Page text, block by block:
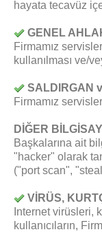
hayata tecavüz
GENEL
Firmamız
kullanılması ve/
SALDIRGAN
Firmamız
DİĞER
Başkalarına ait
"hacker" olarak
("port scan",
VİRÜS,
Internet virüsleri,
kullanıcıların,